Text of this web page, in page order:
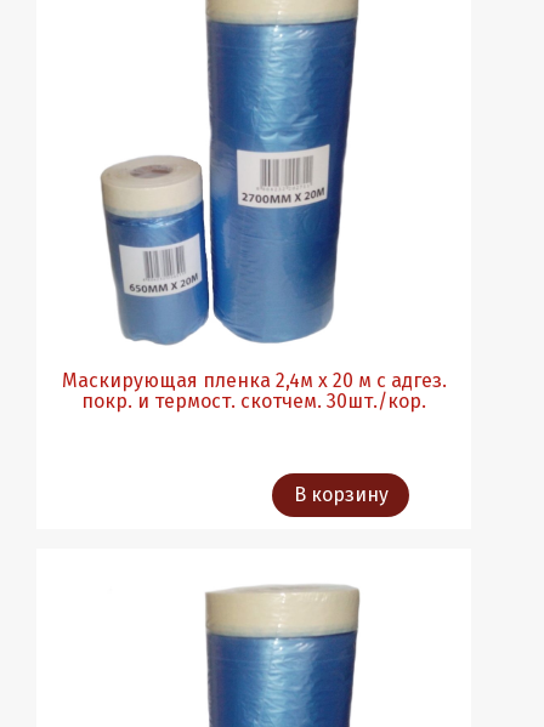
Маскирующая пленка 2,4м х 20 м с адгез.
покр. и термост. скотчем. 30шт./кор.
В корзину